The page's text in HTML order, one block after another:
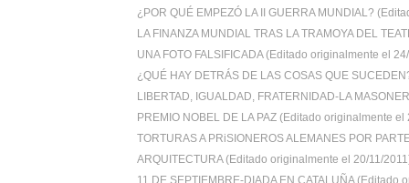
¿POR QUÉ EMPEZÓ LA II GUERRA MUNDIAL?
LA FINANZA MUNDIAL TRAS LA TRAMOYA DEL
UNA FOTO FALSIFICADA (Editado originalmente el
¿QUÉ HAY DETRÁS DE LAS COSAS QUE
LIBERTAD, IGUALDAD, FRATERNIDAD-LA
PREMIO NOBEL DE LA PAZ (Editado originalmente el
TORTURAS A PRiSIONEROS ALEMANES POR
ARQUITECTURA (Editado originalmente el 20/11/